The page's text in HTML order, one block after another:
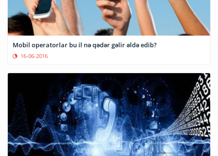
Mobil operatorlar bu il nə qədər gəlir əldə edib?
16-06-2016